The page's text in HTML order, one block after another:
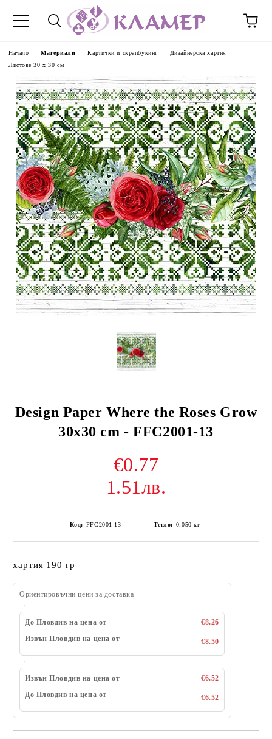
Начало Материали Картички и скрапбукинг
Дизайнерска хартия
Листове 30 х 30 см
Design Paper Where the Roses Grow
30x30 cm - FFC2001-13
€0.77
1.51лв.
Код: FFC2001-13 Тегло: 0.050 кг
хартия 190 гр
Ориентировъчни цени за доставка
До Пловдив на цена от
€8.26
Извън Пловдив на цена от
€8.50
Извън Пловдив на цена от
€6.52
До Пловдив на цена от
€6.52